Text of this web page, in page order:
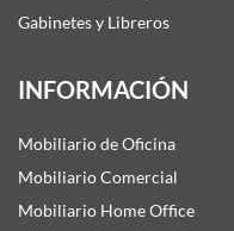
Gabinetes y Libreros
INFORMACIÓN
Mobiliario de Oficina
Mobiliario Comercial
Mobiliario Home Office